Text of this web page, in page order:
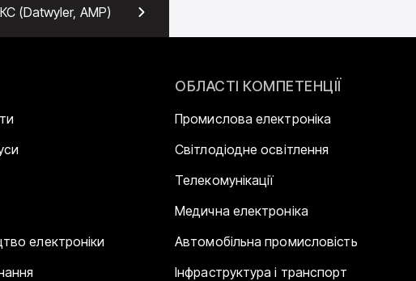
(Datwyler, AMP)
електроніки
ОБЛАСТІ КОМПЕТЕНЦІЇ
Промислова електроніка
Світлодіодне освітлення
Телекомунікації
Медична електроніка
Автомобільна промисловість
Інфраструктура і транспорт